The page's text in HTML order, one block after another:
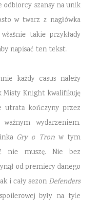
odbiorcy szansy na unik
w twarz z nagłówka
takie przykłady
napisać ten tekst.
każdy casus należy
Misty Knight kwalifikuję
utrata kończyny przez
wydarzeniem.
Gry o Tron w tym
nie muszę. Nie bez
od premiery danego
i cały sezon Defenders
były na tyle